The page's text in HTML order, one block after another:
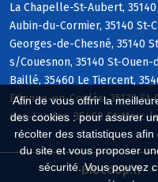
Afin de vous offrir la
des cookies : pour assurer
récolter des statistiques
du site et vous proposer
sécurité. Vous pouvez
La Chapelle-St-Aubert,
Aubin-du-Cormier, 35140 St-
Georges-de-Chesné, 35140
s/Couesnon, 35140 St-
Baillé, 35460 Le Tiercent,
Etienne-en-Coglès, 35133
des-Landes, 35460 St-Marc-
Biocoop.fr